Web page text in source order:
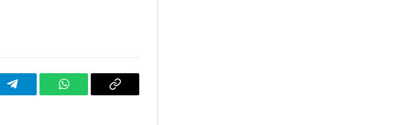
TelegramWhatsAppCopiar